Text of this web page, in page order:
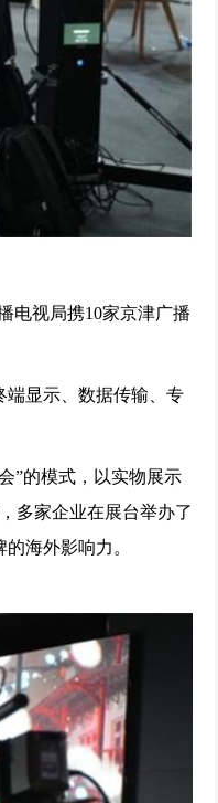
电视局携10家京津广播
端显示、数据传输、专
”的模式，以实物展示
多家企业在展台举办了
海外影响力。